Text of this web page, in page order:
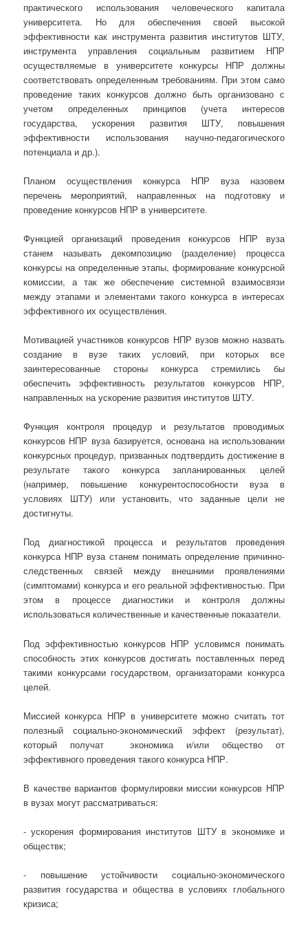
практического использования человеческого капитала
университета. Но для обеспечения своей высокой
эффективности как инструмента развития институтов ШТУ,
инструмента управления социальным развитием НПР
осуществляемые в университете конкурсы НПР должны
соответствовать определенным требованиям. При этом само
проведение таких конкурсов должно быть организовано с
учетом определенных принципов (учета интересов
государства, ускорения развития ШТУ, повышения
эффективности использования научно-педагогического
потенциала и др.).
Планом осуществления конкурса НПР вуза назовем
перечень мероприятий, направленных на подготовку и
проведение конкурсов НПР в университете.
Функцией организаций проведения конкурсов НПР вуза
станем называть декомпозицию (разделение) процесса
конкурсы на определенные этапы, формирование конкурсной
комиссии, а так же обеспечение системной взаимосвязи
между этапами и элементами такого конкурса в интересах
эффективного их осуществления.
Мотивацией участников конкурсов НПР вузов можно назвать
создание в вузе таких условий, при которых все
заинтересованные стороны конкурса стремились бы
обеспечить эффективность результатов конкурсов НПР,
направленных на ускорение развития институтов ШТУ.
Функция контроля процедур и результатов проводимых
конкурсов НПР вуза базируется, основана на использовании
конкурсных процедур, призванных подтвердить достижение в
результате такого конкурса запланированных целей
(например, повышение конкурентоспособности вуза в
условиях ШТУ) или установить, что заданные цели не
достигнуты.
Под диагностикой процесса и результатов проведения
конкурса НПР вуза станем понимать определение причинно-
следственных связей между внешними проявлениями
(симптомами) конкурса и его реальной эффективностью. При
этом в процессе диагностики и контроля должны
использоваться количественные и качественные показатели.
Под эффективностью конкурсов НПР условимся понимать
способность этих конкурсов достигать поставленных перед
такими конкурсами государством, организаторами конкурса
целей.
Миссией конкурса НПР в университете можно считать тот
полезный социально-экономический эффект (результат),
который получат экономика и/или общество от
эффективного проведения такого конкурса НПР.
В качестве вариантов формулировки миссии конкурсов НПР
в вузах могут рассматриваться:
- ускорения формирования институтов ШТУ в экономике и
обществк;
- повышение устойчивости социально-экономического
развития государства и общества в условиях глобального
кризиса;